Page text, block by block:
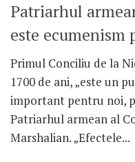
Patriarhul
este ecumenism
Primul Conciliu de la
1700 de ani, „este un
important pentru noi,
Patriarhul armean al
Marshalian. „Efectele...